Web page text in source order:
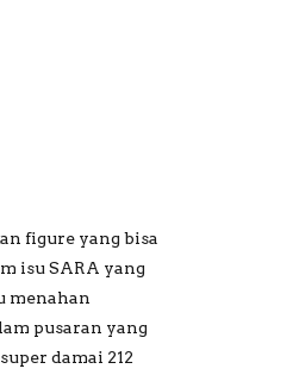
figure yang bisa
isu SARA yang
menahan
pusaran yang
damai 212